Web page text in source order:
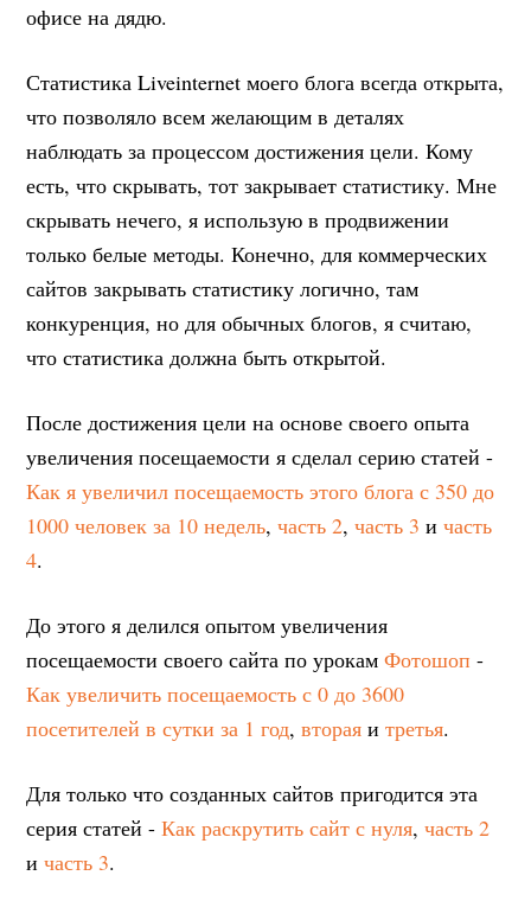
офисе на дядю.
Статистика Liveinternet моего блога всегда открыта,
что позволяло всем желающим в деталях
наблюдать за процессом достижения цели. Кому
есть, что скрывать, тот закрывает статистику. Мне
скрывать нечего, я использую в продвижении
только белые методы. Конечно, для коммерческих
сайтов закрывать статистику логично, там
конкуренция, но для обычных блогов, я считаю,
что статистика должна быть открытой.
После достижения цели на основе своего опыта
увеличения посещаемости я сделал серию статей -
Как я увеличил посещаемость этого блога с 350 до
1000 человек за 10 недель,часть 2,часть 3 ичасть
4.
До этого я делился опытом увеличения
посещаемости своего сайта по урокамФотошоп -
Как увеличить посещаемость с 0 до 3600
посетителей в сутки за 1 год,вторая итретья.
Для только что созданных сайтов пригодится эта
серия статей -Как раскрутить сайт с нуля,часть 2
ичасть 3.